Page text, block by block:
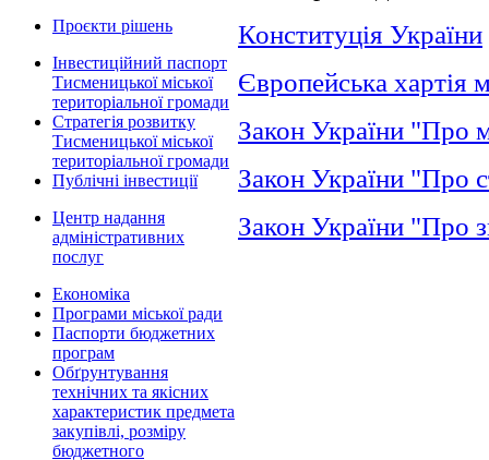
Проєкти рішень
Інвестиційний паспорт
Тисменицької міської
територіальної громади
Стратегія розвитку
Тисменицької міської
територіальної громади
Публічні інвестиції
Центр надання
адміністративних
послуг
Економіка
Програми міської ради
Паспорти бюджетних
програм
Обґрунтування
технічних та якісних
характеристик предмета
закупівлі, розміру
бюджетного
Конституція України
Європейська хартія
Закон України "Про
Закон України "Про
Закон України "Про